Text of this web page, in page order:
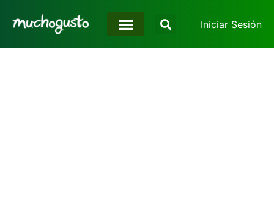
Iniciar Sesión